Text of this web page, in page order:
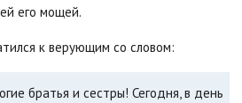
его мощей.
к верующим со словом:
братья и сестры! Сегодня, в день